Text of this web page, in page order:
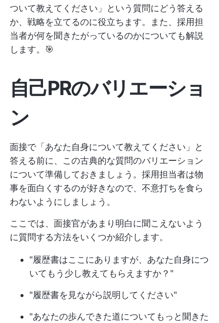
ついて教えてください」という質問にどう答える
か、戦略を立てるのに役立ちます。また、採用担
当者が何を聞きたがっているのかについても解説
します。🎯
自己PRのバリエーショ
ン
面接で「あなた自身について教えてください」と
答える前に、この古典的な質問のバリエーション
について準備しておきましょう。採用担当者は物
事を面白くするのが好きなので、不意打ちを食ら
わないようにしましょう。
ここでは、面接官があまり明白に聞こえないよう
に質問する方法をいくつか紹介します。
"履歴書はここにありますが、あなた自身につ
いてもう少し教えてもらえますか？"
"履歴書を見ながら説明してください"
"あなたの歩んできた道についてもっと聞きた